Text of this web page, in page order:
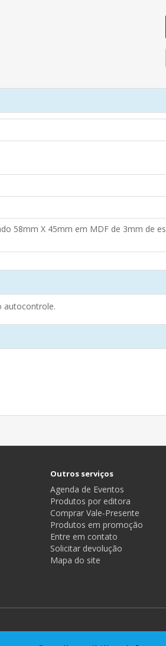
58mm X 45mm em MDF de 3mm de
autocontrole.
Outros serviços
Agenda de Eventos
Produtos por editora
Comprar Vale-Presente
Produtos em promoção
Entre em contato
Solicitar devolução
Mapa do site